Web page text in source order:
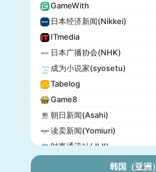
GameWith
日本经济新闻(Nikkei)
ITmedia
日本广播协会(NHK)
成为小说家(syosetu)
Tabelog
Game8
朝日新闻(Asahi)
读卖新闻(Yomiuri)
时事通讯社(JIJI)
韩国（亚洲）